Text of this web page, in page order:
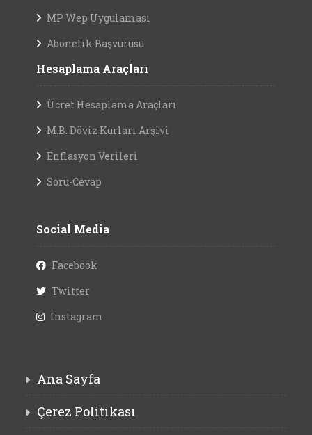
MP Wep Uygulaması
Abonelik Başvurusu
Hesaplama Araçları
Ücret Hesaplama Araçları
M.B. Döviz Kurları Arşivi
Enflasyon Verileri
Soru-Cevap
Social Media
Facebook
Twitter
Instagram
Ana Sayfa
Çerez Politikası